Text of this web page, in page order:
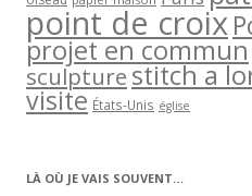
point de croix
projet en commun
sculpturestitch a
visite États-Unis église
LÀ OÙ JE VAIS SOUVENT…